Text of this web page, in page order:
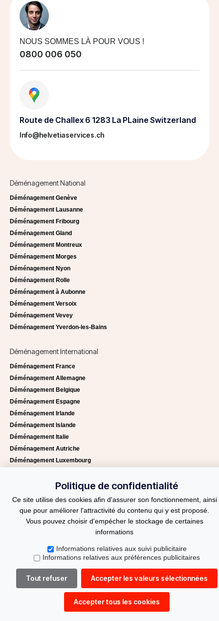
NOUS SOMMES LÀ POUR VOUS !
0800 006 050
Route de Challex 6 1283 La PLaine Switzerland
Info@helvetiaservices.ch
Déménagement National
Déménagement Genève
Déménagement Lausanne
Déménagement Fribourg
Déménagement Gland
Déménagement Montreux
Déménagement Morges
Déménagement Nyon
Déménagement Rolle
Déménagement à Aubonne
Déménagement Versoix
Déménagement Vevey
Déménagement Yverdon-les-Bains
Déménagement International
Déménagement France
Déménagement Allemagne
Déménagement Belgique
Déménagement Espagne
Déménagement Irlande
Déménagement Islande
Déménagement Italie
Déménagement Autriche
Déménagement Luxembourg
Déménagement Pays-Bas
Déménagement Royaume-Uni
Débarras Nyon
Débarras Versoix
Débarras Gland
Débarras Lausanne
Politique de confidentialité
Ce site utilise des cookies afin d'assurer son fonctionnement, ainsi
que pour améliorer l'attractivité du contenu qui y est proposé.
Vous pouvez choisir d'empécher le stockage de certaines
informations
Informations relatives aux suivi publicitaire
Informations relatives aux préférences publicitaires
Tout refuser Accepter les valeurs sélectionnées
Accepter tous les cookies